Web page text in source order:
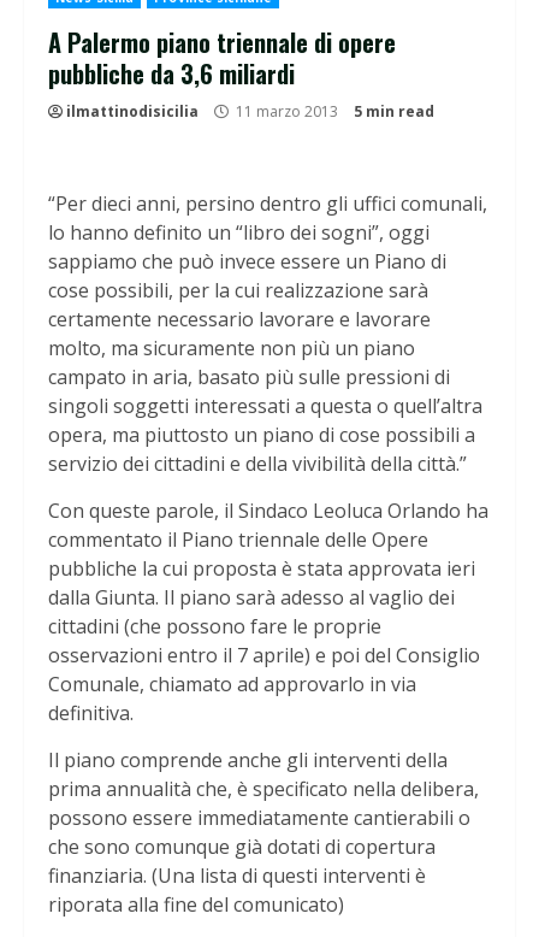
A Palermo piano triennale di opere
pubbliche da 3,6 miliardi
ilmattinodisicilia 11 marzo 2013 5 min read
“Per dieci anni, persino dentro gli uffici comunali,
lo hanno definito un “libro dei sogni”, oggi
sappiamo che può invece essere un Piano di
cose possibili, per la cui realizzazione sarà
certamente necessario lavorare e lavorare
molto, ma sicuramente non più un piano
campato in aria, basato più sulle pressioni di
singoli soggetti interessati a questa o quell’altra
opera, ma piuttosto un piano di cose possibili a
servizio dei cittadini e della vivibilità della città.”
Con queste parole, il Sindaco Leoluca Orlando ha
commentato il Piano triennale delle Opere
pubbliche la cui proposta è stata approvata ieri
dalla Giunta. Il piano sarà adesso al vaglio dei
cittadini (che possono fare le proprie
osservazioni entro il 7 aprile) e poi del Consiglio
Comunale, chiamato ad approvarlo in via
definitiva.
Il piano comprende anche gli interventi della
prima annualità che, è specificato nella delibera,
possono essere immediatamente cantierabili o
che sono comunque già dotati di copertura
finanziaria. (Una lista di questi interventi è
riporata alla fine del comunicato)